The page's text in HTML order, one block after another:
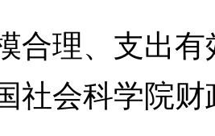
理、支出有
社会科学院